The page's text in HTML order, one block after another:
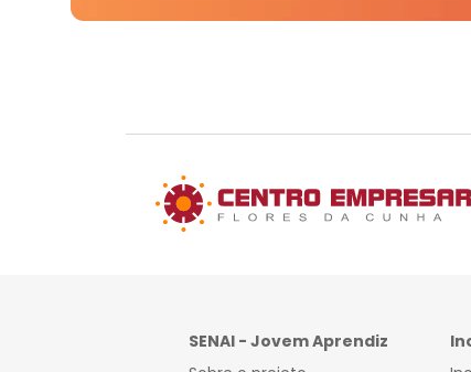
SENAI - Jovem Aprendiz